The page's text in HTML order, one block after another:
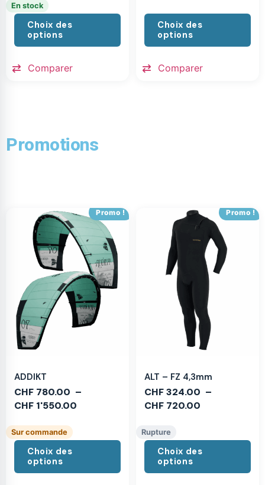
En stock
Choix des
options
Comparer
Choix des
options
Comparer
Promotions
Promo !
ADDIKT
CHF 780.00 –
CHF 1'550.00
Sur commande
Choix des
options
Promo !
ALT – FZ 4,3mm
CHF324.00 –
CHF 720.00
Rupture
Choix des
options